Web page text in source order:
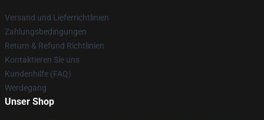
Versand und Lieferrichtlinien
Zahlungsbedingungen
Return & Refund Richtlinien
Kontaktieren Sie uns
Kundenhilfe (FAQ)
Werdegang
Unser Shop